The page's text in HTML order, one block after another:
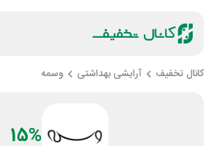
کانال تخفیف آرایشی بهداشتی وسمه
15%